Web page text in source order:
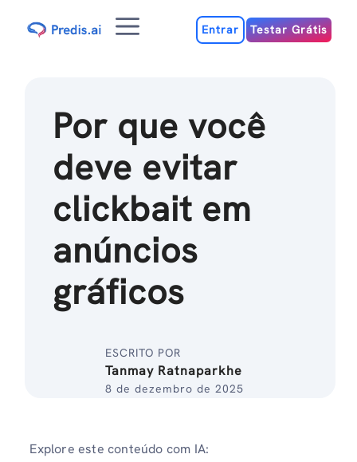
para
MenuEntrar Testar Grátis
Por que você
deve evitar
clickbait em
anúncios
gráficos
ESCRITO POR
Tanmay Ratnaparkhe
8 de dezembro de 2025
Explore este conteúdo com IA: